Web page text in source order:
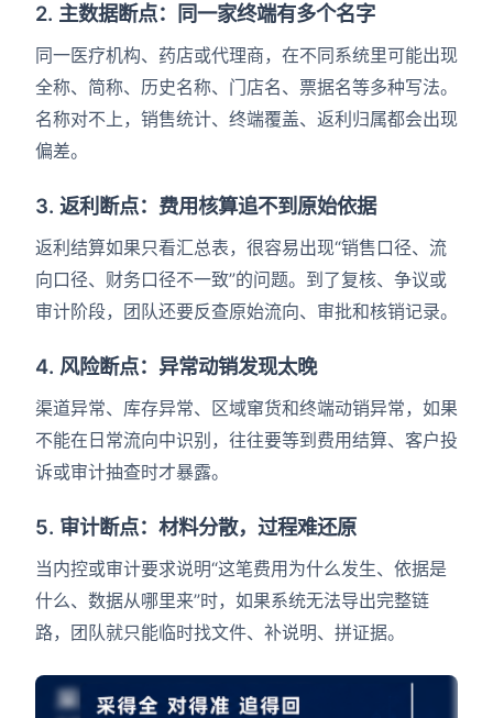
2. 主数据断点：同一家终端有多个名字
同一医疗机构、药店或代理商，在不同系统里可能出现
全称、简称、历史名称、门店名、票据名等多种写法。
名称对不上，销售统计、终端覆盖、返利归属都会出现
偏差。
3. 返利断点：费用核算追不到原始依据
返利结算如果只看汇总表，很容易出现“销售口径、流
向口径、财务口径不一致”的问题。到了复核、争议或
审计阶段，团队还要反查原始流向、审批和核销记录。
4. 风险断点：异常动销发现太晚
渠道异常、库存异常、区域窜货和终端动销异常，如果
不能在日常流向中识别，往往要等到费用结算、客户投
诉或审计抽查时才暴露。
5. 审计断点：材料分散，过程难还原
当内控或审计要求说明“这笔费用为什么发生、依据是
什么、数据从哪里来”时，如果系统无法导出完整链
路，团队就只能临时找文件、补说明、拼证据。